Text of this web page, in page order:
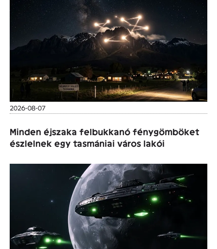
2026-08-07
Minden éjszaka felbukkanó fénygömböket
észlelnek egy tasmániai város lakói